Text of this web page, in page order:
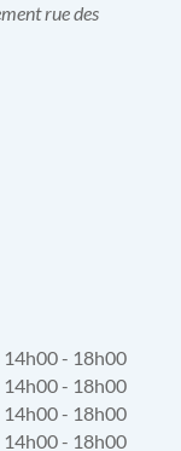
rue des
14h00 - 18h00
14h00 - 18h00
14h00 - 18h00
14h00 - 18h00